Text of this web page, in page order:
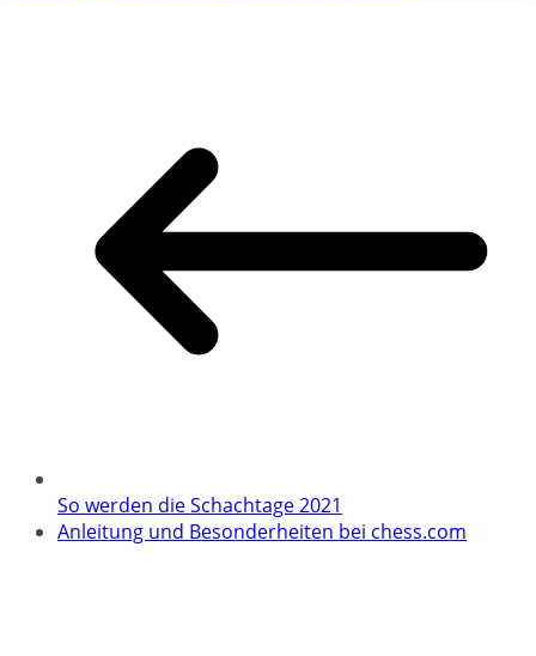
So werden die Schachtage 2021
Anleitung und Besonderheiten bei chess.com